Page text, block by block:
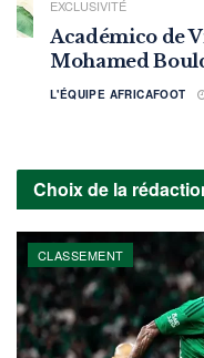
EXCLUSIVITÉ
Académico de
Mohamed
L'ÉQUIPE AFRICAFOOT
Choix de la
CLASSEMENT